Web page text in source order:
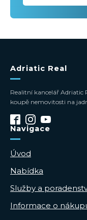
Adriatic Real
Realitní kancelář Adriatic
koupě nemovitosti na
Navigace
Úvod
Nabídka
Služby a
Informace o